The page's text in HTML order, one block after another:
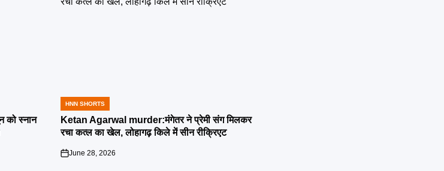
स्नान
POSTED
IN
HNN SHORTS
Ketan Agarwal murder:मंगेतर ने प्रेमी संग मिलकर
रचा कत्ल का खेल, लोहागढ़ किले में सीन रीक्रिएट
on
June 28, 2026